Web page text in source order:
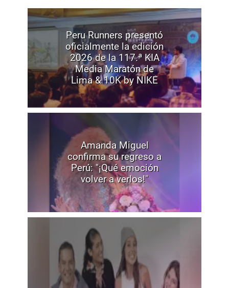
Peru Runners presentó
oficialmente la edición
2026 de la 117.ª KIA
Media Maratón de
Lima & 10K by NIKE
Amanda Miguel
confirma su regreso a
Perú: "¡Qué emoción
volver a verlos!"